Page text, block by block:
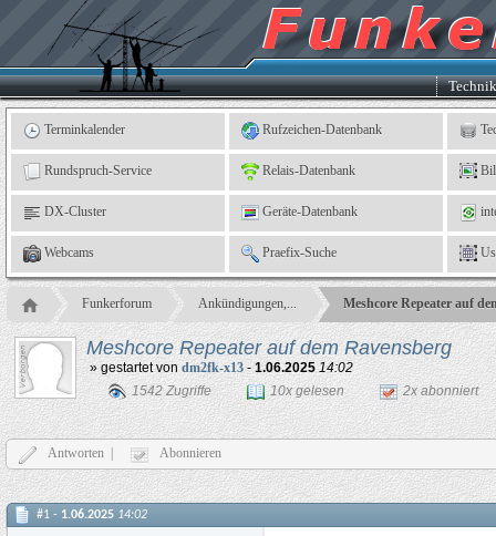
Kleingartenverein
e.
V.,
Leinefelde
Terminkalender Rufzeichen-Datenbank
Rundspruch-Service Relais-Datenbank
DX-Cluster Geräte-Datenbank
Webcams Praefix-Suche
Funkerforum Ankündigungen,... Meshcore Repeater auf
Meshcore Repeater auf dem Ravensberg
» gestartet vondm2fk-x13 - 1.06.2025 14:02
1542 Zugriffe
10x gelesen 2x abonniert
Antworten | Abonnieren
#1 - 1.06.2025 14:02